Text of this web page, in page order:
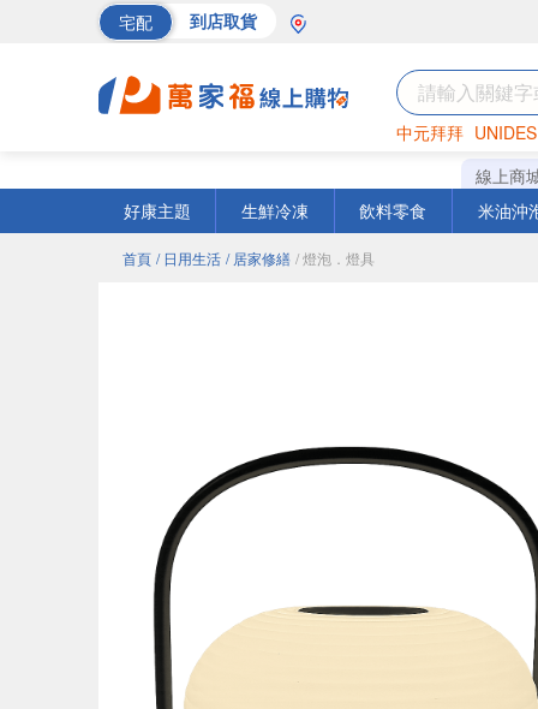
宅配 到店取貨
中元拜拜
巧克力 罐頭
線上商
好康主題
生鮮冷凍 飲料零食 米油沖
首頁 / 日用生活 / 居家修繕 / 燈泡．燈具